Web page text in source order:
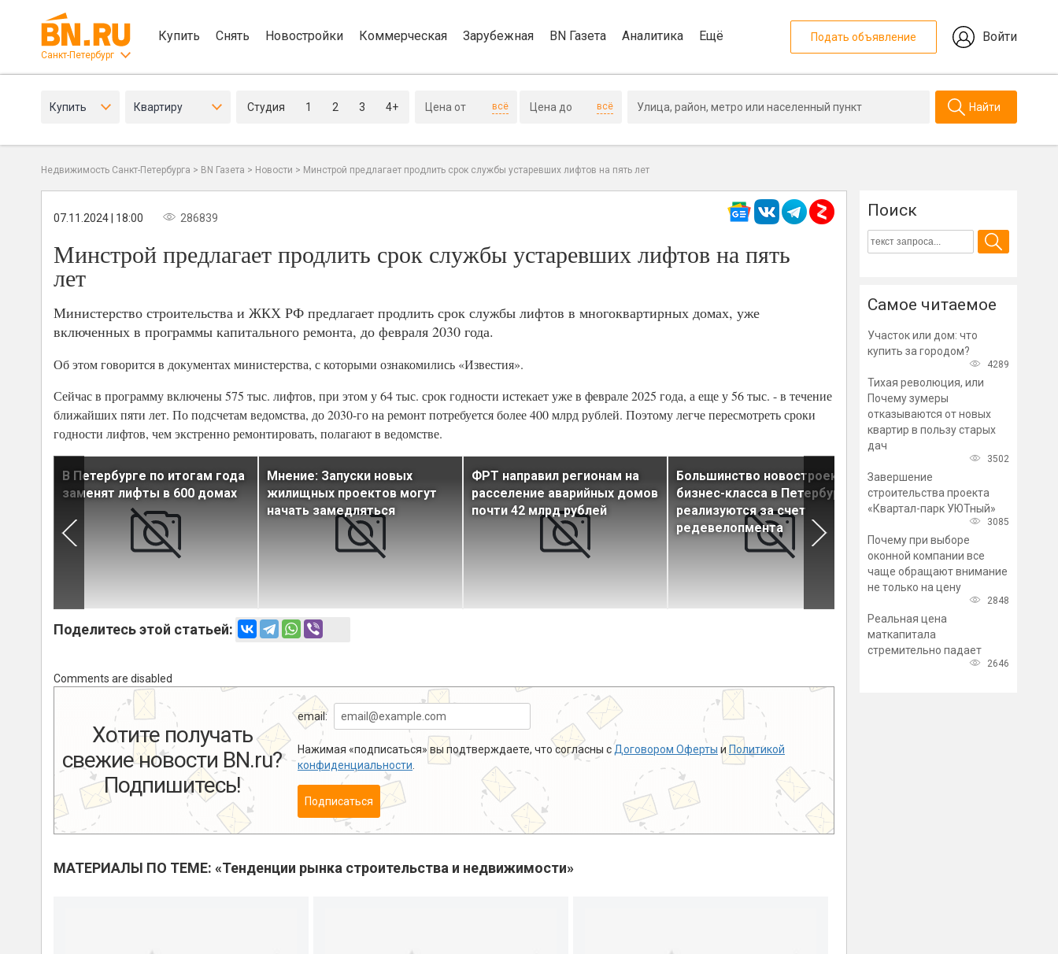
Санкт-Петербург
Купить Снять Новостройки Коммерческая Зарубежная BN Газета Аналитика Ещё Подать объявление Войти
Купить Квартиру Студия 1 2 3 4+ всё всё Найти
Недвижимость Санкт-Петербурга > BN Газета > Новости > Минстрой предлагает продлить срок службы устаревших лифтов на пять лет
07.11.2024 | 18:00 286839
Минстрой предлагает продлить срок службы устаревших лифтов на пять
лет
Министерство строительства и ЖКХ РФ предлагает продлить срок службы лифтов в многоквартирных домах, уже
включенных в программы капитального ремонта, до февраля 2030 года.
Об этом говорится в документах министерства, с которыми ознакомились «Известия».
Сейчас в программу включены 575 тыс. лифтов, при этом у 64 тыс. срок годности истекает уже в феврале 2025 года, а еще у 56 тыс. - в течение
ближайших пяти лет. По подсчетам ведомства, до 2030-го на ремонт потребуется более 400 млрд рублей. Поэтому легче пересмотреть сроки
годности лифтов, чем экстренно ремонтировать, полагают в ведомстве.
В Петербурге по итогам года
заменят лифты в 600 домах
Мнение: Запуски новых
жилищных проектов могут
начать замедляться
ФРТ направил регионам на
расселение аварийных домов
почти 42 млрд рублей
Большинство новостроек
бизнес-класса в Петербурге
реализуются за счет
редевелопмента
Стало известно, что не
нравится петербуржцам в
новых домах
Поделитесь этой статьей:
Comments are disabled
Хотите получать
свежие новости BN.ru?
Подпишитесь!
email:
Нажимая «подписаться» вы подтверждаете, что согласны с Договором Оферты и Политикой
конфиденциальности
Подписаться
МАТЕРИАЛЫ ПО ТЕМЕ: «Тенденции рынка строительства и недвижимости»
Поиск
Самое читаемое
Участок или дом: что
купить за городом?
4289
Тихая революция, или
Почему зумеры
отказываются от новых
квартир в пользу старых
дач
3502
Завершение
строительства проекта
«Квартал-парк УЮТный»
3085
Почему при выборе
оконной компании все
чаще обращают внимание
не только на цену
2848
Реальная цена
маткапитала
стремительно падает
2646